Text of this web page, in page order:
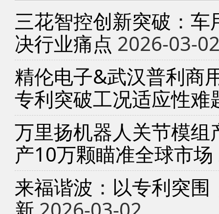
三花智控创新突破：
决行业痛点 2026-03-
精伦电子&武汉普利商
专利突破工况适应性难
万里扬机器人关节模
产10万颗瞄准全球市场
来福谐波：以专利突